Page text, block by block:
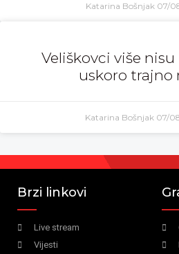
Katarina Bošnjak 07/
Veliškovci više
uskoro trajno
Katarina Bošnjak 07/
Brzi linkovi
Live stream
Vijesti